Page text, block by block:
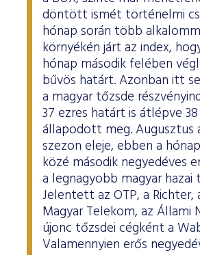
döntött ismét történelmi
hónap során több
környékén járt az index,
hónap második felében
bűvös határt. Azonban itt
a magyar tőzsde
37 ezres határt is átlépve
állapodott meg. Augusztus
szezon eleje, ebben a
közé második negyedéves
a legnagyobb magyar hazai
Jelentett az OTP, a Richter,
Magyar Telekom, az Állami
újonc tőzsdei cégként a
Valamennyien erős